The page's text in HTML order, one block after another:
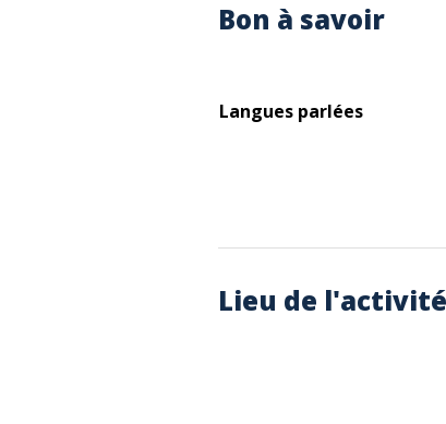
Bon à savoir
Langues parlées
Lieu de l'activité